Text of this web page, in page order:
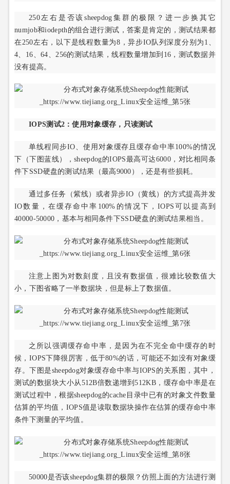
250左右是否该sheepdog集群的极限？进一步换其它
numjob和iodepth的组合进行测试，答案是肯定的，测试结果都
在250左右，以下是线程数量为8，异步IO队列深度分别为1、
4、16、64、256的测试结果，线程数量增加到16，测试数据并
没有提高。
IOPS测试2：使用对象缓存，只读测试
单线程同步IO、使用对象缓存且缓存命中率100%的情况
下（下图蓝线），sheepdog的IOPS最高可达6000，对比相同条
件下SSD硬盘的测试结果（最高9000），还是有些损耗。
通过多任务（紫线）或者异步IO（黄线）的方式提高并发
IO数量，在缓存命中率100%的情况下，IOPS可以提高到
40000-50000，基本与相同条件下SSD硬盘的测试结果相当。
注意上图为对数刻度，且没有数据值，很难比较数值大
小，下图省略了一半数据块，但是标上了数据值。
之所以强调缓存命中率，是因为在不完全命中缓存的时
候，IOPS下降很厉害，低于80%的话，可能还不如没有对象缓
存。下图是sheepdog对象缓存命中率与IOPS的关系图，其中，
测试的数据块大小从512B倍数递增到512KB，缓存命中率是在
测试过程中，根据sheepdog的cache目录中已有的对象文件数量
估算的平均值，IOPS值是读取数据块操作在估算的缓存命中率
条件下测量的平均值。
50000是否该sheepdog集群的极限？仿照上面的方法进行测